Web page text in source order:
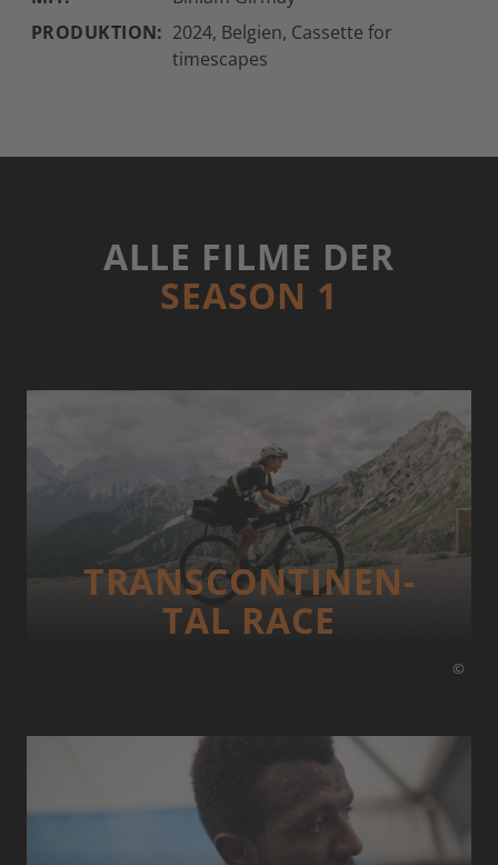
PRODUKTION: 2024, Belgien, Cassette for
timescapes
ALLE FILME DER
SEASON 1
©
TRANS­CONTI­NEN­
TAL RACE